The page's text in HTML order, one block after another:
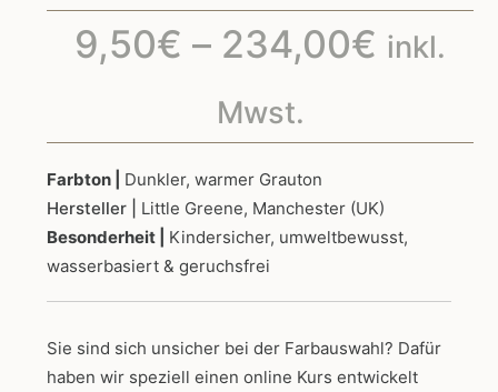
9,50€ – 234,00€ inkl.
Mwst.
Farbton | Dunkler, warmer Grauton
Hersteller | Little Greene, Manchester (UK)
Besonderheit | Kindersicher, umweltbewusst,
wasserbasiert & geruchsfrei
Sie sind sich unsicher bei der Farbauswahl? Dafür
haben wir speziell einen online Kurs entwickelt